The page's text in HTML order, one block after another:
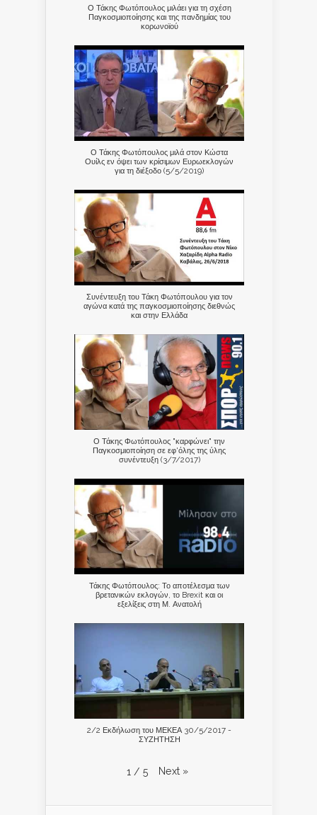
Ο Τάκης Φωτόπουλος μιλάει για τη σχέση
Παγκοσμιοποίησης και της πανδημίας του
κορωνοϊού
Ο Τάκης Φωτόπουλος μιλά στον Κώστα
Ουίλς εν όψει των κρίσιμων Ευρωεκλογών
για τη διέξοδο (5/5/2019)
Συνέντευξη του Τάκη Φωτόπουλου για τον
αγώνα κατά της παγκοσμιοποίησης διεθνώς
και στην Ελλάδα
Ο Τάκης Φωτόπουλος "καρφώνει" την
Παγκοσμιοποίηση σε εφ'όλης της ύλης
συνέντευξη (3/7/2017)
Τάκης Φωτόπουλος: Το αποτέλεσμα των
βρετανικών εκλογών, το Brexit και οι
εξελίξεις στη Μ. Ανατολή
2/2 Εκδήλωση του ΜΕΚΕΑ 30/5/2017 -
ΣΥΖΗΤΗΣΗ
1 / 5 Next »